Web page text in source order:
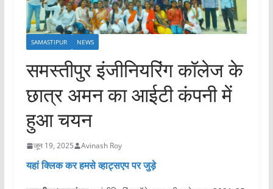
SAMASTIPUR NEWS
समस्तीपुर इंजीनियरिंग कॉलेज के
छात्र अमन का आईटी कंपनी में
हुआ चयन
जून 19, 2025 Avinash Roy
यहां क्लिक कर हमसे व्हाट्सएप पर जुड़े